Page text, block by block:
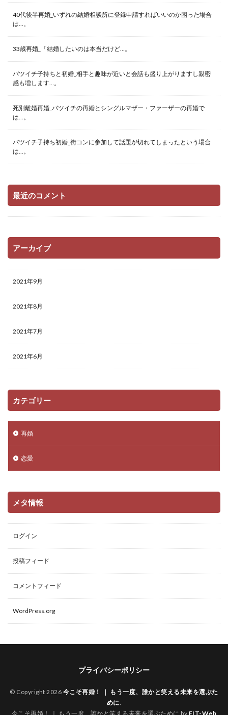
40代後半再婚_いずれの結婚相談所に登録申請すればいいのか困った場合
は…。
33歳再婚_「結婚したいのは本当だけど…。
バツイチ子持ちと初婚_相手と趣味が近いと会話も盛り上がりますし親密
感も増します…。
死別離婚再婚_バツイチの再婚とシングルマザー・ファーザーの再婚で
は…。
バツイチ子持ち初婚_街コンに参加して話題が切れてしまったという場合
は…。
最近のコメント
アーカイブ
2021年9月
2021年8月
2021年7月
2021年6月
カテゴリー
再婚
恋愛
メタ情報
ログイン
投稿フィード
コメントフィード
WordPress.org
プライバシーポリシー
© Copyright 2026 今こそ再婚！ ｜ もう一度、誰かと笑える未来を選ぶた
めに.
今こそ再婚！ ｜ もう一度、誰かと笑える未来を選ぶために by FIT-Web